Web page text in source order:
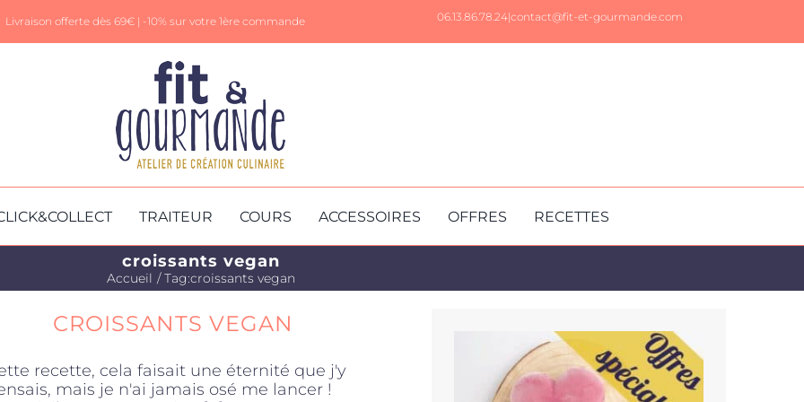
Livraison offerte dès 69€ | -10% sur votre 1ère commande 06.13.86.78.24|contact@fit-et-gourmande.com
TRAITEUR COURS ACCESSOIRES OFFRES RECETTES
croissants vegan
Accueil Tag:croissants vegan
CROISSANTS VEGAN
recette, cela faisait une éternité que j'y
mais je n'ai jamais osé me lancer !